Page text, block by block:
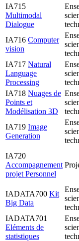
IA715
Multimodal
Dialogue
IA716 Computer
vision
IA717 Natural
Language
Processing
IA718 Nuages de
Points et
Modélisation 3D
IA719 Image
Generation
IA720
Accompagnement
projet Personnel
IADATA700 Kit
Big Data
IADATA701
Eléments de
statistiques